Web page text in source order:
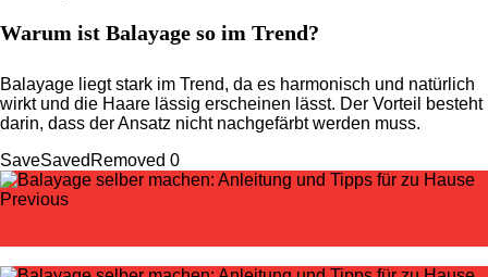
Warum ist Balayage so im Trend?
Balayage liegt stark im Trend, da es harmonisch und natürlich
wirkt und die Haare lässig erscheinen lässt. Der Vorteil besteht
darin, dass der Ansatz nicht nachgefärbt werden muss.
SaveSaved Removed 0
Previous